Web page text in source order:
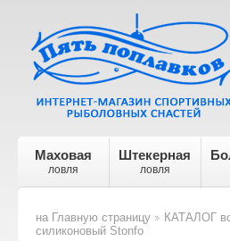
Маховая
ловля
Штекерная
ловля
на Главную страницу
КАТАЛОГ
силиконовый Stonfo